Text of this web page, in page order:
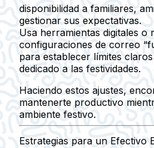
disponibilidad a familiares,
gestionar sus expectativas.
Usa herramientas digitales
configuraciones de correo
para establecer límites
dedicado a las festividades.
Haciendo estos ajustes,
mantenerte productivo
ambiente festivo.
Estrategias para un Efectivo